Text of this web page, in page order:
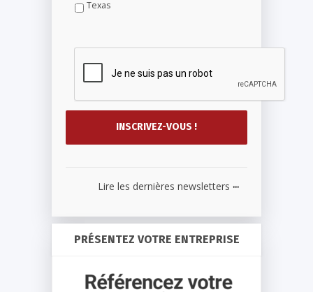
Texas
Lire les dernières newsletters ...
PRÉSENTEZ VOTRE ENTREPRISE